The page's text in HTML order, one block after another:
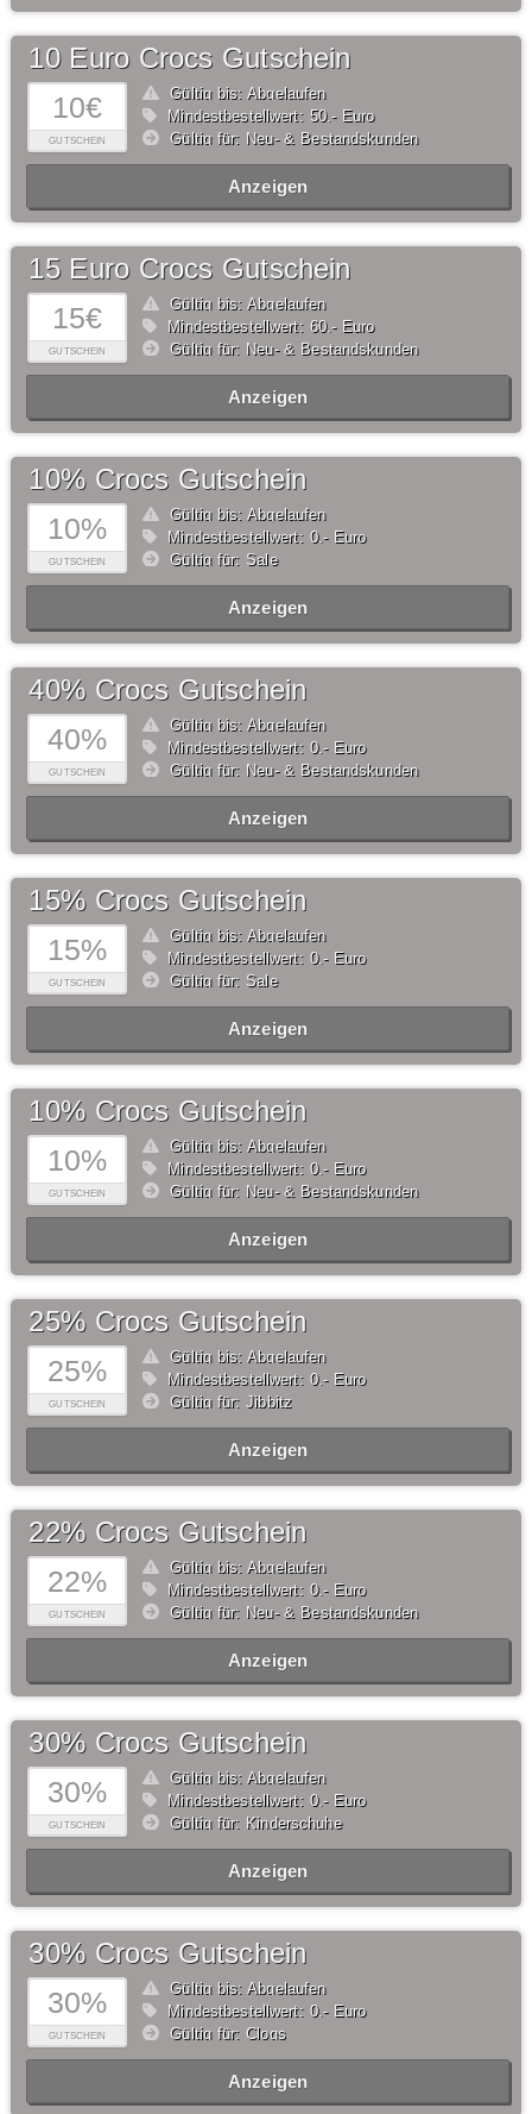
10€
GUTSCHEIN
10 Euro Crocs Gutschein
Gültig bis: Abgelaufen
Mindestbestellwert: 50,- Euro
Gültig für: Neu- & Bestandskunden
Anzeigen
15€
GUTSCHEIN
15 Euro Crocs Gutschein
Gültig bis: Abgelaufen
Mindestbestellwert: 60,- Euro
Gültig für: Neu- & Bestandskunden
Anzeigen
10%
GUTSCHEIN
10% Crocs Gutschein
Gültig bis: Abgelaufen
Mindestbestellwert: 0,- Euro
Gültig für: Sale
Anzeigen
40%
GUTSCHEIN
40% Crocs Gutschein
Gültig bis: Abgelaufen
Mindestbestellwert: 0,- Euro
Gültig für: Neu- & Bestandskunden
Anzeigen
15%
GUTSCHEIN
15% Crocs Gutschein
Gültig bis: Abgelaufen
Mindestbestellwert: 0,- Euro
Gültig für: Sale
Anzeigen
10%
GUTSCHEIN
10% Crocs Gutschein
Gültig bis: Abgelaufen
Mindestbestellwert: 0,- Euro
Gültig für: Neu- & Bestandskunden
Anzeigen
25%
GUTSCHEIN
25% Crocs Gutschein
Gültig bis: Abgelaufen
Mindestbestellwert: 0,- Euro
Gültig für: Jibbitz
Anzeigen
22%
GUTSCHEIN
22% Crocs Gutschein
Gültig bis: Abgelaufen
Mindestbestellwert: 0,- Euro
Gültig für: Neu- & Bestandskunden
Anzeigen
30%
GUTSCHEIN
30% Crocs Gutschein
Gültig bis: Abgelaufen
Mindestbestellwert: 0,- Euro
Gültig für: Kinderschuhe
Anzeigen
30%
GUTSCHEIN
30% Crocs Gutschein
Gültig bis: Abgelaufen
Mindestbestellwert: 0,- Euro
Gültig für: Clogs
Anzeigen